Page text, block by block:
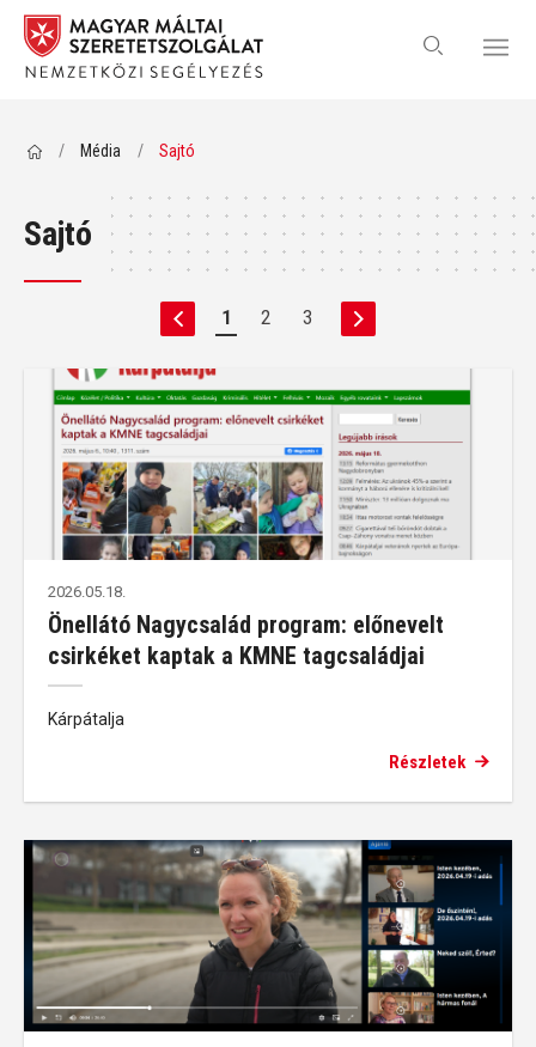
/ Média / Sajtó
Sajtó
1 2 3
2026.05.18.
Önellátó Nagycsalád program: előnevelt
csirkéket kaptak a KMNE tagcsaládjai
Kárpátalja
Részletek